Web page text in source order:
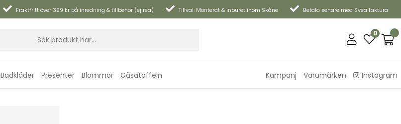
Fraktfritt över 399 kr på inredning & tillbehör (ej rea) Tillval: Monterat & inburet inom Skåne Betala senare med Svea faktura
0
Badkläder Presenter Blommor Gåsatoffeln Kampanj Varumärken Instagram